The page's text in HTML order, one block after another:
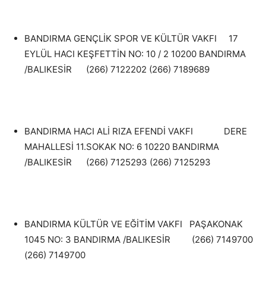
BANDIRMA GENÇLİK SPOR VE KÜLTÜR VAKFI 17
EYLÜL HACI KEŞFETTİN NO: 10 / 2 10200 BANDIRMA
/BALIKESİR (266) 7122202 (266) 7189689
BANDIRMA HACI ALİ RIZA EFENDİ VAKFI DERE
MAHALLESİ 11.SOKAK NO: 6 10220 BANDIRMA
/BALIKESİR (266) 7125293 (266) 7125293
BANDIRMA KÜLTÜR VE EĞİTİM VAKFI PAŞAKONAK
1045 NO: 3 BANDIRMA /BALIKESİR (266) 7149700
(266) 7149700